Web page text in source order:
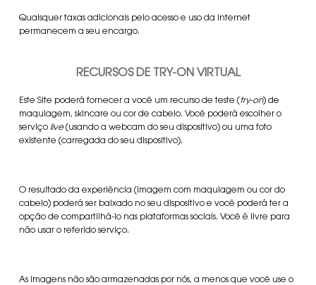
Quaisquer taxas adicionais pelo acesso e uso da internet
permanecem a seu encargo.
RECURSOS DE TRY-ON VIRTUAL
Este Site poderá fornecer a você um recurso de teste (try-on) de
maquiagem, skincare ou cor de cabelo. Você poderá escolher o
serviço live(usando a webcam do seu dispositivo) ou uma foto
existente (carregada do seu dispositivo).
O resultado da experiência (imagem com maquiagem ou cor do
cabelo) poderá ser baixado no seu dispositivo e você poderá ter a
opção de compartilhá-lo nas plataformas sociais. Você é livre para
não usar o referido serviço.
As imagens não são armazenadas por nós, a menos que você use o